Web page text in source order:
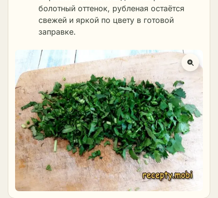
болотный оттенок, рубленая остаётся
свежей и яркой по цвету в готовой
заправке.